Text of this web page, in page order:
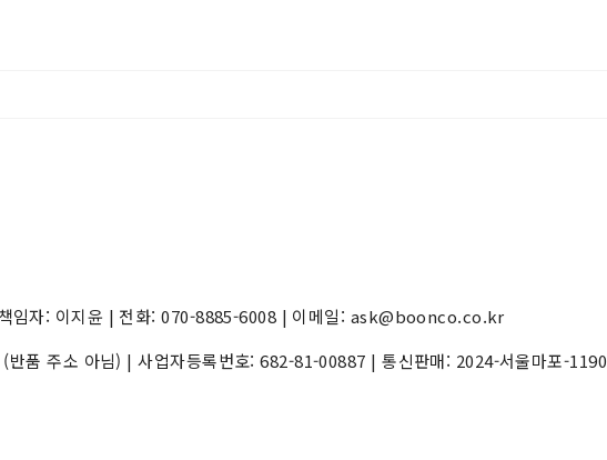
임자: 이지윤 | 전화: 070-8885-6008 | 이메일: ask@boonco.co.kr
반품 주소 아님) | 사업자등록번호:682-81-00887 | 통신판매: 2024-서울마포-1190